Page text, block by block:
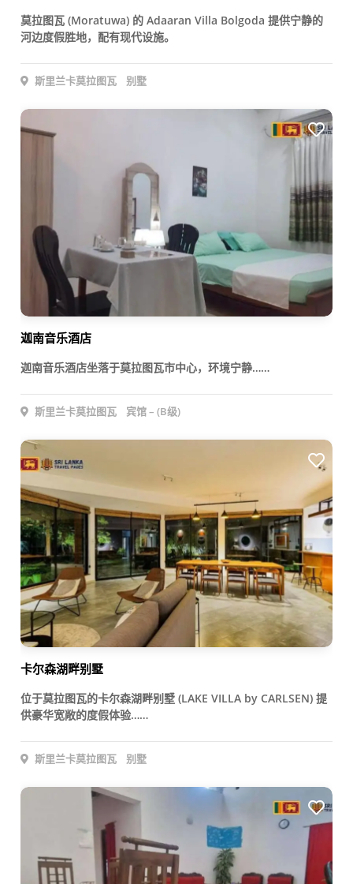
莫拉图瓦 (Moratuwa) 的 Adaaran Villa Bolgoda 提供宁静的
河边度假胜地，配有现代设施。
斯里兰卡莫拉图瓦 别墅
迦南音乐酒店
迦南音乐酒店坐落于莫拉图瓦市中心，环境宁静……
斯里兰卡莫拉图瓦 宾馆 – (B级)
卡尔森湖畔别墅
位于莫拉图瓦的卡尔森湖畔别墅 (LAKE VILLA by CARLSEN) 提
供豪华宽敞的度假体验……
斯里兰卡莫拉图瓦 别墅